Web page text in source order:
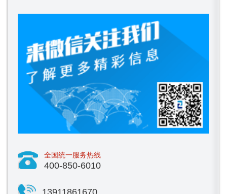
全国统一服务热线
400-850-6010